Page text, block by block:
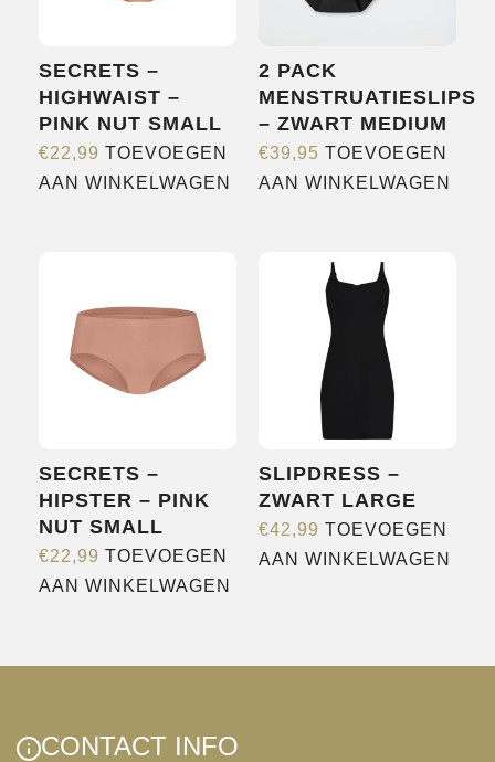
SECRETS –
HIGHWAIST –
PINK NUT SMALL
€22,99 TOEVOEGEN
AAN WINKELWAGEN
2 PACK
MENSTRUATIESLIPS
– ZWART MEDIUM
€39,95 TOEVOEGEN
AAN WINKELWAGEN
SECRETS –
HIPSTER – PINK
NUT SMALL
€22,99 TOEVOEGEN
AAN WINKELWAGEN
SLIPDRESS –
ZWART LARGE
€42,99 TOEVOEGEN
AAN WINKELWAGEN
CONTACT INFO